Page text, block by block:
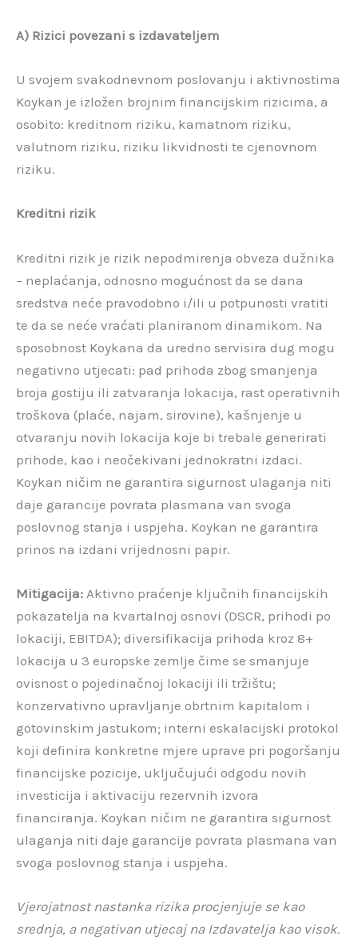
A) Rizici povezani s izdavateljem
U svojem svakodnevnom poslovanju i aktivnostima
Koykan je izložen brojnim financijskim rizicima, a
osobito: kreditnom riziku, kamatnom riziku,
valutnom riziku, riziku likvidnosti te cjenovnom
riziku.
Kreditni rizik
Kreditni rizik je rizik nepodmirenja obveza dužnika
– neplaćanja, odnosno mogućnost da se dana
sredstva neće pravodobno i/ili u potpunosti vratiti
te da se neće vraćati planiranom dinamikom. Na
sposobnost Koykana da uredno servisira dug mogu
negativno utjecati: pad prihoda zbog smanjenja
broja gostiju ili zatvaranja lokacija, rast operativnih
troškova (plaće, najam, sirovine), kašnjenje u
otvaranju novih lokacija koje bi trebale generirati
prihode, kao i neočekivani jednokratni izdaci.
Koykan ničim ne garantira sigurnost ulaganja niti
daje garancije povrata plasmana van svoga
poslovnog stanja i uspjeha. Koykan ne garantira
prinos na izdani vrijednosni papir.
Mitigacija: Aktivno praćenje ključnih financijskih
pokazatelja na kvartalnoj osnovi (DSCR, prihodi po
lokaciji, EBITDA); diversifikacija prihoda kroz 8+
lokacija u 3 europske zemlje čime se smanjuje
ovisnost o pojedinačnoj lokaciji ili tržištu;
konzervativno upravljanje obrtnim kapitalom i
gotovinskim jastukom; interni eskalacijski protokol
koji definira konkretne mjere uprave pri pogoršanju
financijske pozicije, uključujući odgodu novih
investicija i aktivaciju rezervnih izvora
financiranja. Koykan ničim ne garantira sigurnost
ulaganja niti daje garancije povrata plasmana van
svoga poslovnog stanja i uspjeha.
Vjerojatnost nastanka rizika procjenjuje se kao
srednja, a negativan utjecaj na Izdavatelja kao visok.